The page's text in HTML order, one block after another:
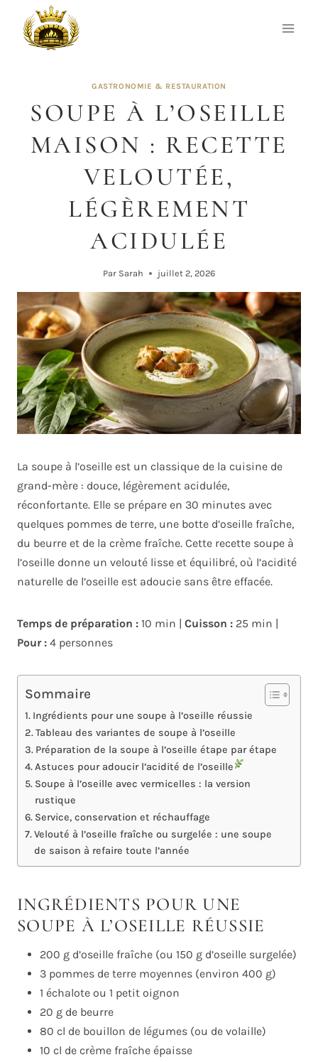
contenu
GASTRONOMIE & RESTAURATION
SOUPE À L’OSEILLE
MAISON : RECETTE
VELOUTÉE,
LÉGÈREMENT
ACIDULÉE
Par Sarah juillet 2, 2026
La soupe à l’oseille est un classique de la cuisine de
grand-mère : douce, légèrement acidulée,
réconfortante. Elle se prépare en 30 minutes avec
quelques pommes de terre, une botte d’oseille fraîche,
du beurre et de la crème fraîche. Cette recette soupe à
l’oseille donne un velouté lisse et équilibré, où l’acidité
naturelle de l’oseille est adoucie sans être effacée.
Temps de préparation : 10 min | Cuisson : 25 min |
Pour : 4 personnes
Sommaire
Ingrédients pour une soupe à l’oseille réussie
Tableau des variantes de soupe à l’oseille
Préparation de la soupe à l’oseille étape par étape
Astuces pour adoucir l’acidité de l’oseille
Soupe à l’oseille avec vermicelles : la version
rustique
Service, conservation et réchauffage
Velouté à l’oseille fraîche ou surgelée : une soupe
de saison à refaire toute l’année
INGRÉDIENTS POUR UNE
SOUPE À L’OSEILLE RÉUSSIE
200 g d’oseille fraîche (ou 150 g d’oseille surgelée)
3 pommes de terre moyennes (environ 400 g)
1 échalote ou 1 petit oignon
20 g de beurre
80 cl de bouillon de légumes (ou de volaille)
10 cl de crème fraîche épaisse